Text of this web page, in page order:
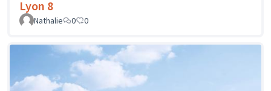
Lyon 8
Nathalie 0 0